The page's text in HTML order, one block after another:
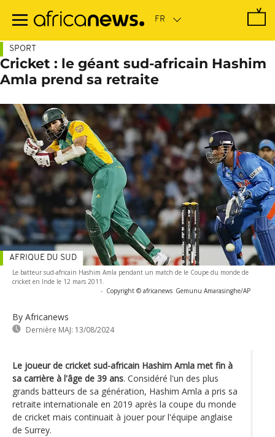
contenu
SPORT
Cricket : le géant sud-africain Hashim
Amla prend sa retraite
Le batteur sud-africain Hashim Amla pendant un match de le Coupe du monde de
cricket en Inde le 12 mars 2011.
- Copyright © africanews Gemunu Amarasinghe/AP
By Africanews
Dernière MAJ: 13/08/2024
AFRIQUE DU SUD
Le joueur de cricket sud-africain Hashim Amla met fin à
sa carrière à l'âge de 39 ans. Considéré l'un des plus
grands batteurs de sa génération, Hashim Amla a pris sa
retraite internationale en 2019 après la coupe du monde
de cricket mais continuait à jouer pour l'équipe anglaise
de Surrey.